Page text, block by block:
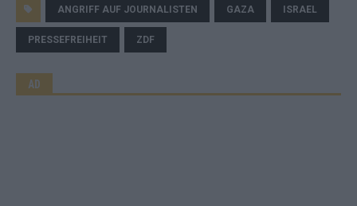
ANGRIFF AUF JOURNALISTEN GAZA ISRAEL
PRESSEFREIHEIT ZDF
AD